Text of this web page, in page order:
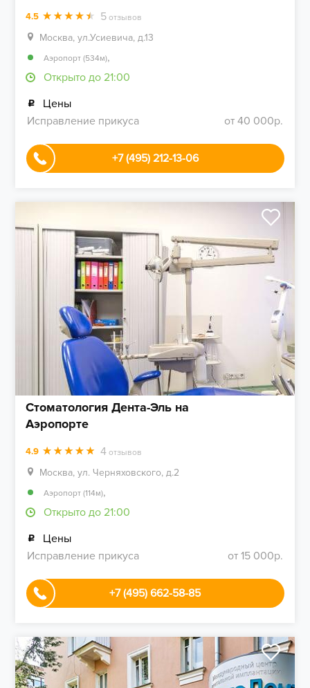
4.5 5 отзывов
Москва, ул.Усиевича, д.13
Аэропорт (534м),
Открыто до 21:00
Цены
Исправление прикуса
от 40 000р.
+7 (495) 212-13-06
Стоматология Дента-Эль на
Аэропорте
4.9 4 отзывов
Москва, ул. Черняховского, д.2
Аэропорт (114м),
Открыто до 21:00
Цены
Исправление прикуса
от 15 000р.
+7 (495) 662-58-85